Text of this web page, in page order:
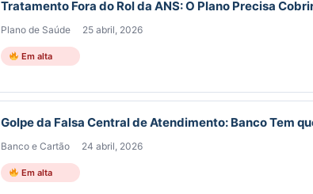
Tratamento Fora do Rol da ANS: O Plano Precisa
Plano de Saúde 25 abril, 2026
Em alta
Golpe da Falsa Central de Atendimento: Banco Tem
Banco e Cartão 24 abril, 2026
Em alta